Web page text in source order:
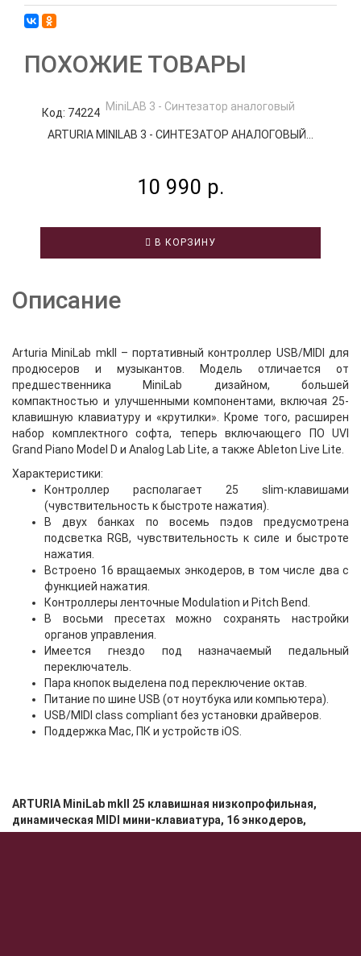
ПОХОЖИЕ ТОВАРЫ
Код: 74224
ARTURIA MINILAB 3 - СИНТЕЗАТОР АНАЛОГОВЫЙ...
10 990 р.
В КОРЗИНУ
Описание
Arturia MiniLab mkII – портативный контроллер USB/MIDI для
продюсеров и музыкантов. Модель отличается от
предшественника MiniLab дизайном, большей
компактностью и улучшенными компонентами, включая 25-
клавишную клавиатуру и «крутилки». Кроме того, расширен
набор комплектного софта, теперь включающего ПО UVI
Grand Piano Model D и Analog Lab Lite, а также Ableton Live Lite.
Характеристики:
Контроллер располагает 25 slim-клавишами
(чувствительность к быстроте нажатия).
В двух банках по восемь пэдов предусмотрена
подсветка RGB, чувствительность к силе и быстроте
нажатия.
Встроено 16 вращаемых энкодеров, в том числе два с
функцией нажатия.
Контроллеры ленточные Modulation и Pitch Bend.
В восьми пресетах можно сохранять настройки
органов управления.
Имеется гнездо под назначаемый педальный
переключатель.
Пара кнопок выделена под переключение октав.
Питание по шине USB (от ноутбука или компьютера).
USB/MIDI class compliant без установки драйверов.
Поддержка Mac, ПК и устройств iOS.
ARTURIA MiniLab mkII 25 клавишная низкопрофильная,
динамическая MIDI мини-клавиатура, 16 энкодеров,